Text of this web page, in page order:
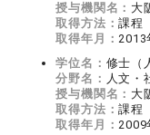
授与機関名： 大
取得方法：課程
取得年月：2013
学位名： 修士（
分野名： 人文・
授与機関名： 大
取得方法：課程
取得年月：2009